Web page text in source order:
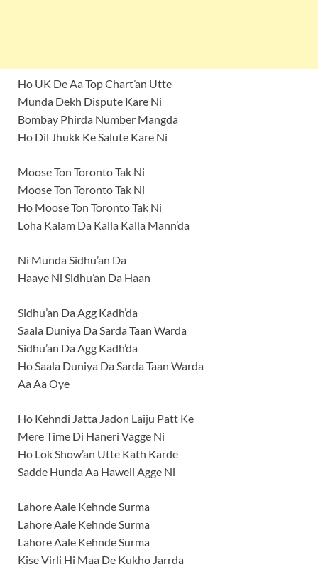
Ho UK De Aa Top Chart’an Utte
Munda Dekh Dispute Kare Ni
Bombay Phirda Number Mangda
Ho Dil Jhukk Ke Salute Kare Ni
Moose Ton Toronto Tak Ni
Moose Ton Toronto Tak Ni
Ho Moose Ton Toronto Tak Ni
Loha Kalam Da Kalla Kalla Mann’da
Ni Munda Sidhu’an Da
Haaye Ni Sidhu’an Da Haan
Sidhu’an Da Agg Kadh’da
Saala Duniya Da Sarda Taan Warda
Sidhu’an Da Agg Kadh’da
Ho Saala Duniya Da Sarda Taan Warda
Aa Aa Oye
Ho Kehndi Jatta Jadon Laiju Patt Ke
Mere Time Di Haneri Vagge Ni
Ho Lok Show’an Utte Kath Karde
Sadde Hunda Aa Haweli Agge Ni
Lahore Aale Kehnde Surma
Lahore Aale Kehnde Surma
Lahore Aale Kehnde Surma
Kise Virli Hi Maa De Kukho Jarrda